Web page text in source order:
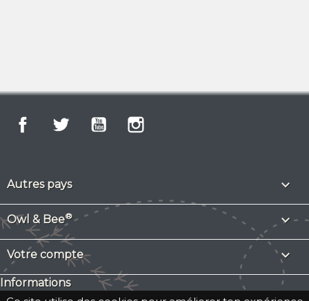
FacebookTwitter YouTube
Autres pays 
Owl & Bee® 
Votre compte 
Informations